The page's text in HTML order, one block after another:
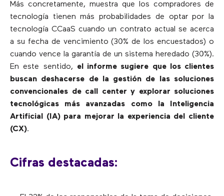
Más concretamente, muestra que los compradores de
tecnología tienen más probabilidades de optar por la
tecnología CCaaS cuando un contrato actual se acerca
a su fecha de vencimiento (30% de los encuestados) o
cuando vence la garantía de un sistema heredado (30%).
En este sentido, el informe sugiere que los clientes
buscan deshacerse de la gestión de las soluciones
convencionales de call center y explorar soluciones
tecnológicas más avanzadas como la Inteligencia
Artificial (IA) para mejorar la experiencia del cliente
(CX).
Cifras destacadas: